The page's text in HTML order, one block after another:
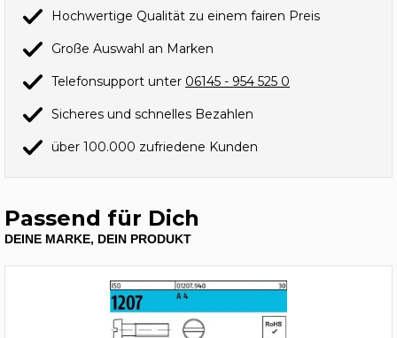
Hochwertige Qualität zu einem fairen Preis
Große Auswahl an Marken
Telefonsupport unter 06145 - 954 525 0
Sicheres und schnelles Bezahlen
über 100.000 zufriedene Kunden
Passend für Dich
DEINE MARKE, DEIN PRODUKT